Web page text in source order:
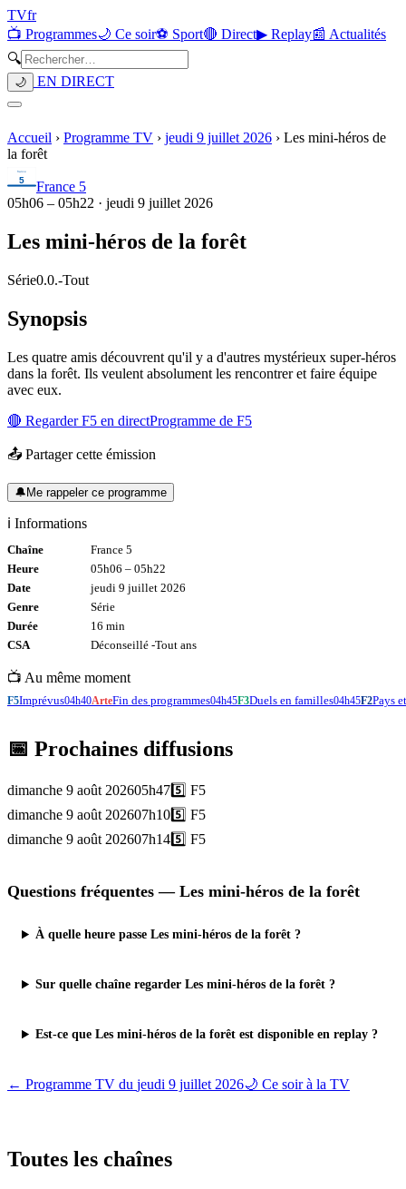
TVfr
📺 Programmes🌙 Ce soir⚽ Sport🔴 Direct▶ Replay📰 Actualités
🔍
🌙 EN DIRECT
Accueil › Programme TV › jeudi 9 juillet 2026 › Les mini-héros de
la forêt
France 5
05h06 – 05h22 · jeudi 9 juillet 2026
Les mini-héros de la forêt
Série0.0.-Tout
Synopsis
Les quatre amis découvrent qu'il y a d'autres mystérieux super-héros
dans la forêt. Ils veulent absolument les rencontrer et faire équipe
avec eux.
🔴 RegarderF5 en directProgramme de F5
📤 Partager cette émission
🔔Me rappeler ce programme
ℹ️ Informations
Chaîne
France 5
Heure
05h06 – 05h22
Date
jeudi 9 juillet 2026
Genre
Série
Durée
16 min
CSA
Déconseillé -Tout ans
📺 Au même moment
F5Imprévus04h40ArteFin des programmes04h45F3Duels en familles04h45F2Pays
📅 Prochaines diffusions
dimanche 9 août 202605h475️⃣ F5
dimanche 9 août 202607h105️⃣ F5
dimanche 9 août 202607h145️⃣ F5
Questions fréquentes — Les mini-héros de la forêt
À quelle heure passe Les mini-héros de la forêt ?
Sur quelle chaîne regarder Les mini-héros de la forêt ?
Est-ce que Les mini-héros de la forêt est disponible en replay ?
← Programme TV du jeudi 9 juillet 2026🌙 Ce soir à la TV
Toutes les chaînes